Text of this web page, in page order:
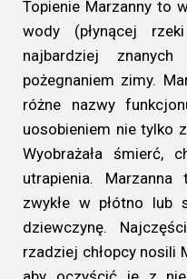
Topienie Marzanny to
wody (płynącej
najbardziej
pożegnaniem zimy.
różne nazwy
uosobieniem nie tylko
Wyobrażała śmierć,
utrapienia.
zwykłe w płótno lub
dziewczynę.
rzadziej chłopcy nosili